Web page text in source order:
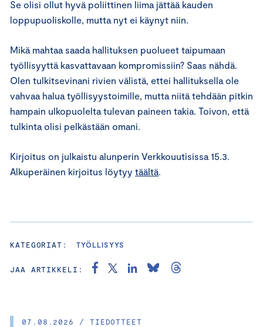
07.08.2026 / TIEDOTTEET
Se olisi ollut hyvä poliittinen liima jättää kauden
loppupuoliskolle, mutta nyt ei käynyt niin.
Mikä mahtaa saada hallituksen puolueet taipumaan
työllisyyttä kasvattavaan kompromissiin? Saas nähdä.
Olen tulkitsevinani rivien välistä, ettei hallituksella ole
vahvaa halua työllisyystoimille, mutta niitä tehdään pitkin
hampain ulkopuolelta tulevan paineen takia. Toivon, että
tulkinta olisi pelkästään omani.
Kirjoitus on julkaistu alunperin Verkkouutisissa 15.3.
Alkuperäinen kirjoitus löytyy täältä.
KATEGORIAT: TYÖLLISYYS
JAA ARTIKKELI: